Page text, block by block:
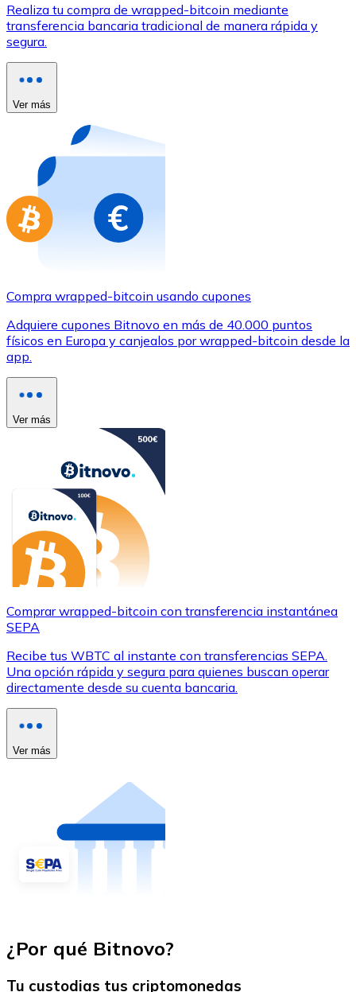
Comprar con tarjeta
Tienda - Tarjetas regalo
Nuevo
Compra tarjetas regalo de tus marcas favoritas con
Ir a la tienda de tarjetas regalo
Realiza tu compra de wrapped-bitcoin mediante
transferencia bancaria tradicional de manera rápida y
segura.
Ver más
Compra wrapped-bitcoin usando cupones
Adquiere cupones Bitnovo en más de 40.000 puntos
físicos en Europa y canjealos por wrapped-bitcoin desde la
app.
Ver más
Comprar wrapped-bitcoin con transferencia instantánea
SEPA
Recibe tus WBTC al instante con transferencias SEPA.
Una opción rápida y segura para quienes buscan operar
directamente desde su cuenta bancaria.
Ver más
¿Por qué Bitnovo?
Tu custodias tus criptomonedas